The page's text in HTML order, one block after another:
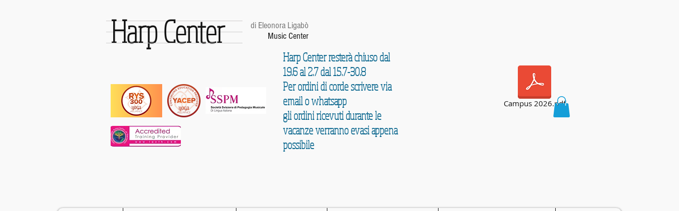
Harp Center
di Eleonora Ligabò
Music Center
Harp Center resterà chiuso dal
19.6 al 2.7 dal 15.7-30.8
Per ordini di corde scrivere via
email o whatsapp
gli ordini ricevuti durante le
vacanze verranno evasi appena
possibile
Campus 2026.pdf